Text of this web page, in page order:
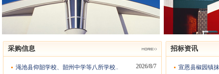
采购信息
渑池县仰韶学校、韶州中学等八所学校..
2026/8/7
招标资讯
宣恩县椒园镇